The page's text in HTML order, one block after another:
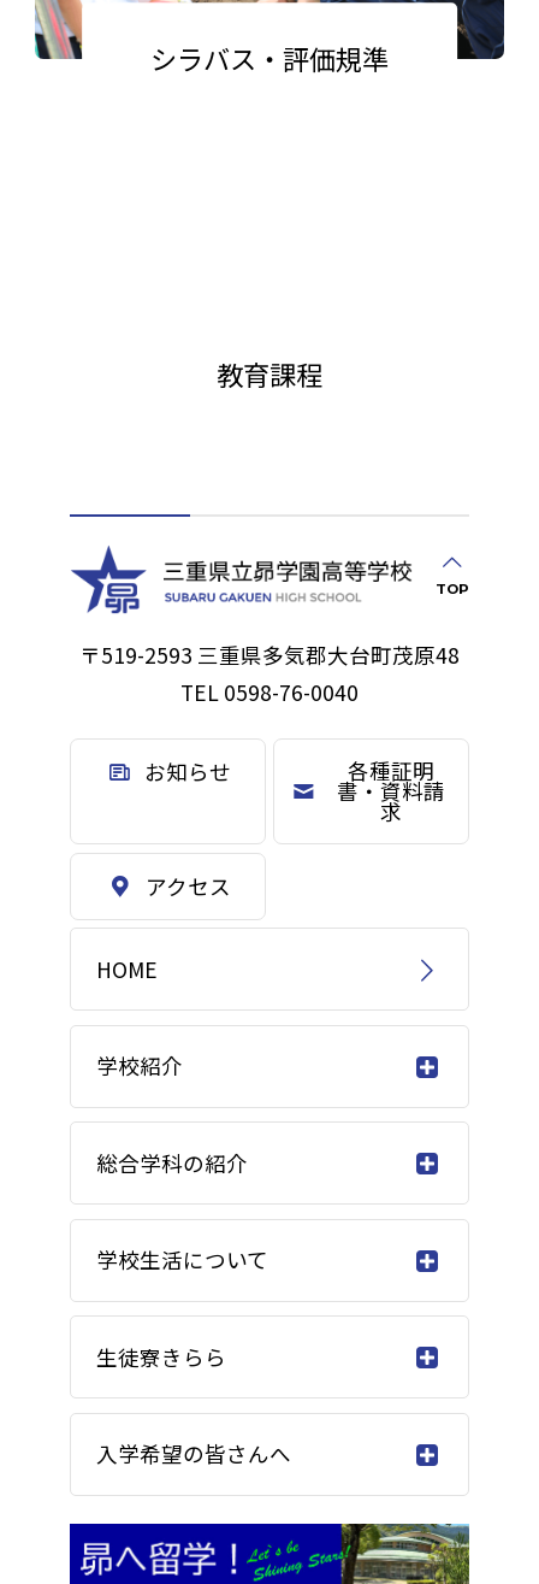
シラバス・評価規準
教育課程
TOP
〒519-2593 三重県多気郡大台町茂原48
TEL 0598-76-0040
お知らせ 各種証明
書・資料請
求
アクセス
HOME
学校紹介
総合学科の紹介
学校生活について
生徒寮きらら
入学希望の皆さんへ